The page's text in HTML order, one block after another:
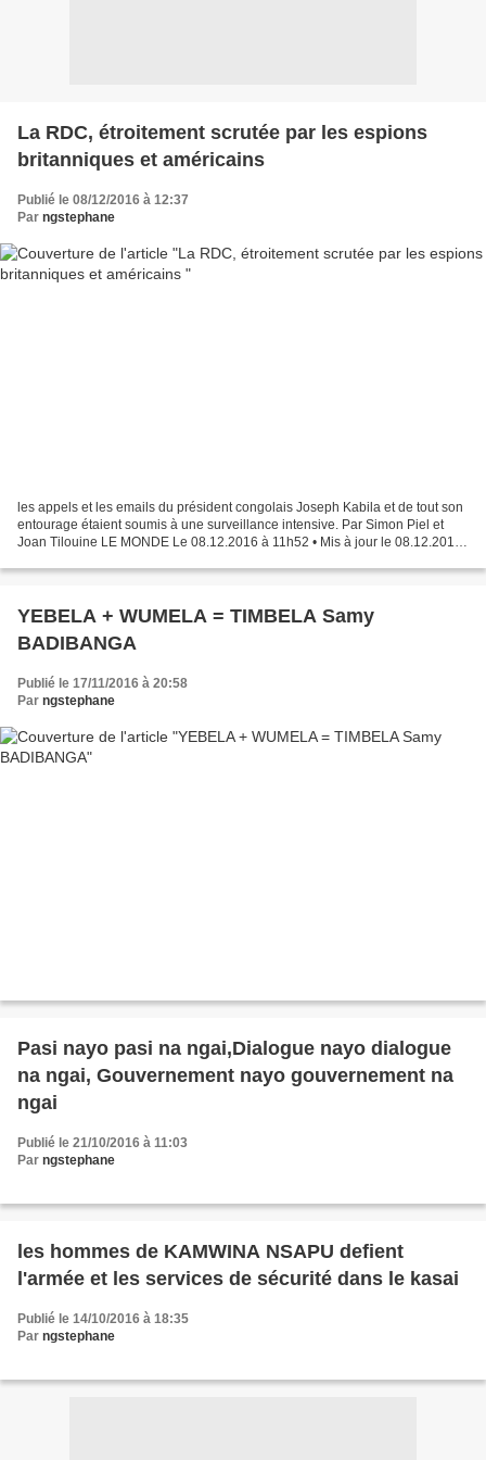
La RDC, étroitement scrutée par les espions
britanniques et américains
Publié le 08/12/2016 à 12:37
Par ngstephane
les appels et les emails du président congolais Joseph Kabila et de tout son
entourage étaient soumis à une surveillance intensive. Par Simon Piel et
Joan Tilouine LE MONDE Le 08.12.2016 à 11h52 • Mis à jour le 08.12.2016
YEBELA + WUMELA = TIMBELA Samy
BADIBANGA
Publié le 17/11/2016 à 20:58
Par ngstephane
Pasi nayo pasi na ngai,Dialogue nayo dialogue
na ngai, Gouvernement nayo gouvernement na
ngai
Publié le 21/10/2016 à 11:03
Par ngstephane
les hommes de KAMWINA NSAPU defient
l'armée et les services de sécurité dans le kasai
Publié le 14/10/2016 à 18:35
Par ngstephane